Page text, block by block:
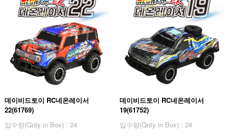
데이비드토이 RC네온레이서
22(61769)
입수량(Qnty in Box) : 24
데이비드토이 RC네온레이서
19(61752)
입수량(Qnty in Box) : 24